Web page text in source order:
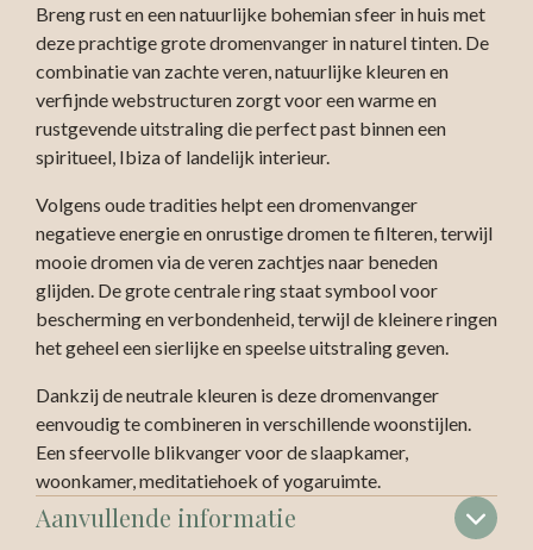
Breng rust en een natuurlijke bohemian sfeer in huis met
deze prachtige grote dromenvanger in naturel tinten. De
combinatie van zachte veren, natuurlijke kleuren en
verfijnde webstructuren zorgt voor een warme en
rustgevende uitstraling die perfect past binnen een
spiritueel, Ibiza of landelijk interieur.
Volgens oude tradities helpt een dromenvanger
negatieve energie en onrustige dromen te filteren, terwijl
mooie dromen via de veren zachtjes naar beneden
glijden. De grote centrale ring staat symbool voor
bescherming en verbondenheid, terwijl de kleinere ringen
het geheel een sierlijke en speelse uitstraling geven.
Dankzij de neutrale kleuren is deze dromenvanger
eenvoudig te combineren in verschillende woonstijlen.
Een sfeervolle blikvanger voor de slaapkamer,
woonkamer, meditatiehoek of yogaruimte.
Aanvullende informatie